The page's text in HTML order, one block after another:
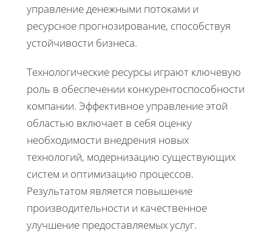
управление денежными потоками и
ресурсное прогнозирование, способствуя
устойчивости бизнеса.
Технологические ресурсы играют ключевую
роль в обеспечении конкурентоспособности
компании. Эффективное управление этой
областью включает в себя оценку
необходимости внедрения новых
технологий, модернизацию существующих
систем и оптимизацию процессов.
Результатом является повышение
производительности и качественное
улучшение предоставляемых услуг.